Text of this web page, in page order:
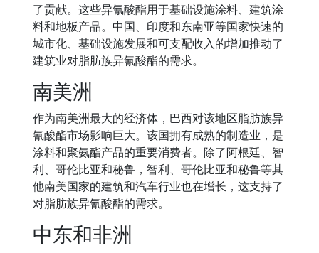
了贡献。这些异氰酸酯用于基础设施涂料、建筑涂
料和地板产品。中国、印度和东南亚等国家快速的
城市化、基础设施发展和可支配收入的增加推动了
建筑业对脂肪族异氰酸酯的需求。
南美洲
作为南美洲最大的经济体，巴西对该地区脂肪族异
氰酸酯市场影响巨大。该国拥有成熟的制造业，是
涂料和聚氨酯产品的重要消费者。除了阿根廷、智
利、哥伦比亚和秘鲁，智利、哥伦比亚和秘鲁等其
他南美国家的建筑和汽车行业也在增长，这支持了
对脂肪族异氰酸酯的需求。
中东和非洲